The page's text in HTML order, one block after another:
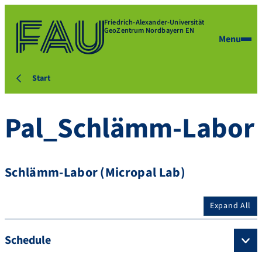
Friedrich-Alexander-Universität
GeoZentrum Nordbayern EN
Menu
Start
Pal_Schlämm-Labor
Schlämm-Labor (Micropal Lab)
Expand All
Schedule